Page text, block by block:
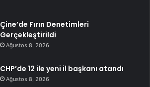
Çine’de Fırın Denetimleri
Gerçekleştirildi
Ağustos 8, 2026
CHP’de 12 ile yeni il başkanı atandı
Ağustos 8, 2026